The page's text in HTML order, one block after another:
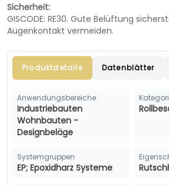
Sicherheit:
GISCODE: RE30. Gute Belüftung
Augenkontakt vermeiden.
Produktdetails Datenblätter
Anwendungsbereiche
Industriebauten
Wohnbauten -
Designbeläge
Systemgruppen
EP; Epoxidharz Systeme